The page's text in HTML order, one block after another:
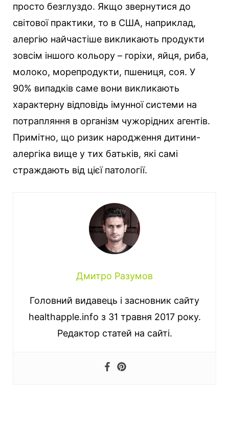
просто безглуздо. Якщо звернутися до
світової практики, то в США, наприклад,
алергію найчастіше викликають продукти
зовсім іншого кольору – горіхи, яйця, риба,
молоко, морепродукти, пшениця, соя. У
90% випадків саме вони викликають
характерну відповідь імунної системи на
потрапляння в організм чужорідних агентів.
Примітно, що ризик народження дитини-
алергіка вище у тих батьків, які самі
страждають від цієї патології.
Дмитро Разумов
Головний видавець і засновник сайту
healthapple.info з 31 травня 2017 року.
Редактор статей на сайті.